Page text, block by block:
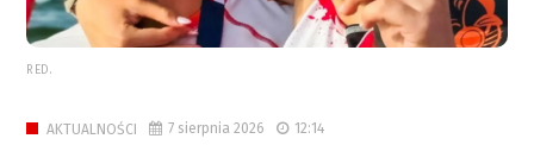
RED.
AKTUALNOŚCI 7 sierpnia 2026 12:14